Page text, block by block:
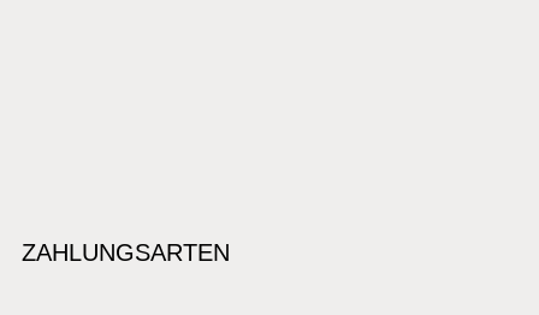
ZAHLUNGSARTEN